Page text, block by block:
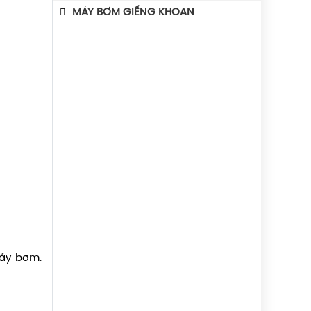
bơm.
MÁY BƠM GIẾNG KHOAN